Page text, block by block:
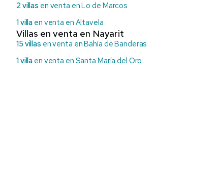
2 villas en venta en Lo de Marcos
1 villa en venta en Altavela
Villas en venta en Nayarit
15 villas en venta en Bahía de Banderas
1 villa en venta en Santa María del Oro